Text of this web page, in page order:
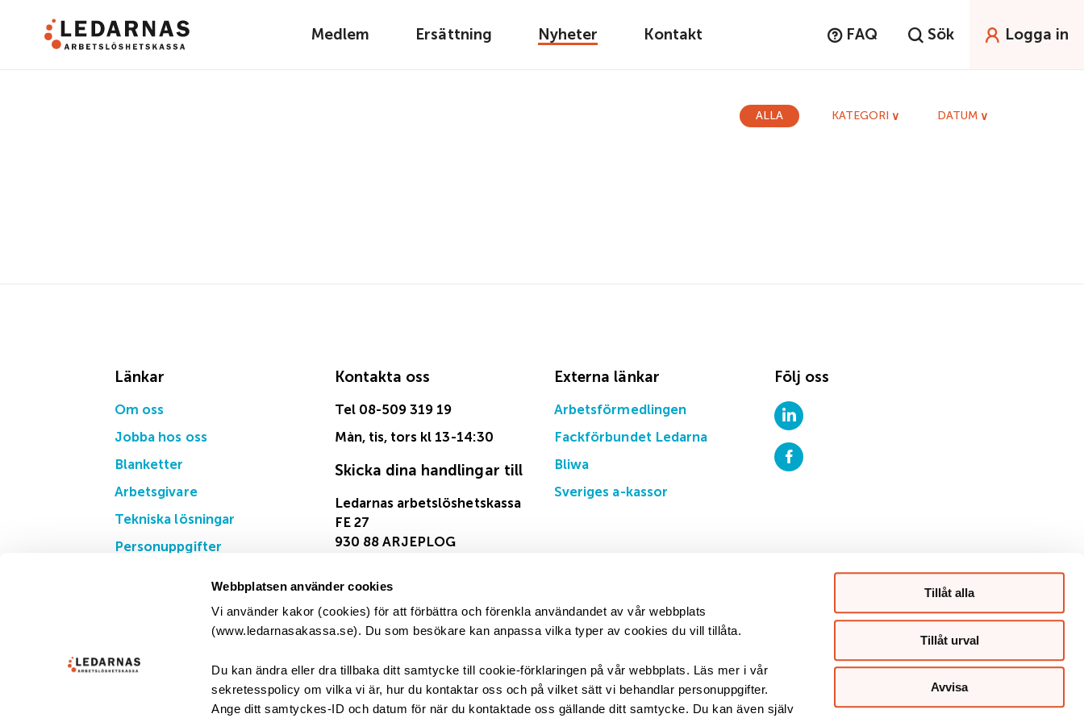
Webbplatsen använder cookies
Vi använder kakor (cookies) för att förbättra och förenkla användandet av vår webbplats
(www.ledarnasakassa.se). Du som besökare kan anpassa vilka typer av cookies du vill tillåta.
Du kan ändra eller dra tillbaka ditt samtycke till cookie-förklaringen på vår webbplats. Läs mer i vår
sekretesspolicy om vilka vi är, hur du kontaktar oss och på vilket sätt vi behandlar personuppgifter.
Ange ditt samtyckes-ID och datum för när du kontaktade oss gällande ditt samtycke. Du kan även själv
Tillåt alla
Tillåt urval
Avvisa
Medlem Ersättning Nyheter Kontakt FAQ Sök Logga in
Nyheter
ALLA KATEGORI DATUM
Länkar
Om oss
Jobba hos oss
Blanketter
Arbetsgivare
Tekniska lösningar
Personuppgifter
Kontakta oss
Tel 08-509 319 19
Mån, tis, tors kl 13-14:30
Skicka dina handlingar till
Ledarnas arbetslöshetskassa
FE 27
930 88 ARJEPLOG
Externa länkar
Arbetsförmedlingen
Fackförbundet Ledarna
Bliwa
Sveriges a-kassor
Följ oss